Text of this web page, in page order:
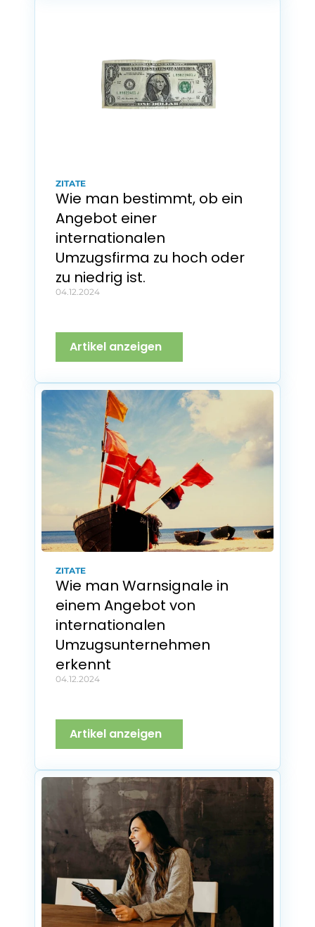
ZITATE
Wie man bestimmt, ob ein
Angebot einer
internationalen
Umzugsfirma zu hoch oder
zu niedrig ist.
04.12.2024
Artikel anzeigen
ZITATE
Wie man Warnsignale in
einem Angebot von
internationalen
Umzugsunternehmen
erkennt
04.12.2024
Artikel anzeigen